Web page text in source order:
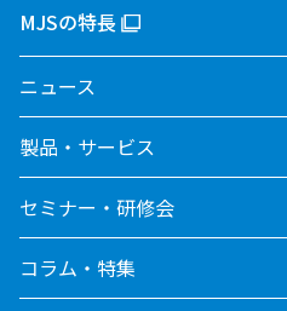
MJSの特長
ニュース
製品・サービス
セミナー・研修会
コラム・特集